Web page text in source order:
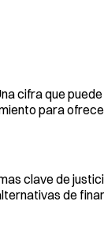
cifra que
para
clave de
de